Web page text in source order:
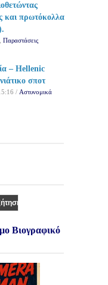
και πρωτόκολλα
Παραστάσεις
– Hellenic
σποτ
/ Αστυνομικά
Βιογραφικό